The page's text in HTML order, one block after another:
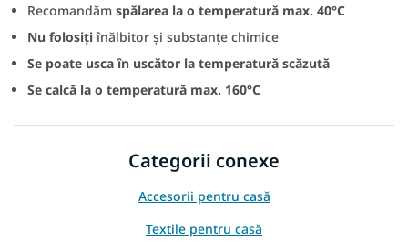
Recomandăm spălarea la o temperatură max. 40°C
Nu folosițiînălbitor și substanțe chimice
Se poate usca în uscător la temperatură scăzută
Se calcă la o temperatură max. 160°C
Categorii conexe
Accesorii pentru casă
Textile pentru casă